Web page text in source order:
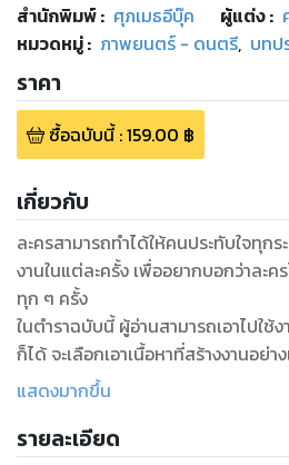
สำนักพิมพ์: ศุภเมธอีบุ๊ค ผู้แต่ง :
หมวดหมู่: ภาพยนตร์ - ดนตรี, บทป
ราคา
ซื้อฉบับนี้:159.00 ฿
เกี่ยวกับ
ละครสามารถทำได้ให้คนประทับใจทุก
งานในแต่ละครั้ง เพื่ออยากบอกว่าละ
ทุก ๆ ครั้ง
ในตำราฉบับนี้ ผู้อ่านสามารถเอาไปใช้งานและจะเลือกอ่านตอนไหน
ก็ได้ จะเลือกเอาเนื้อหาที่สร้างงานอย่างเดียวก็ได้ แต่ถ้าอยากเข้าใจ
แสดงมากขึ้น
รายละเอียด